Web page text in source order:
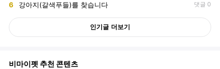
6 강아지(갈색푸들)를 찾습니다 댓글 0
인기글 더보기
비마이펫 추천 콘텐츠